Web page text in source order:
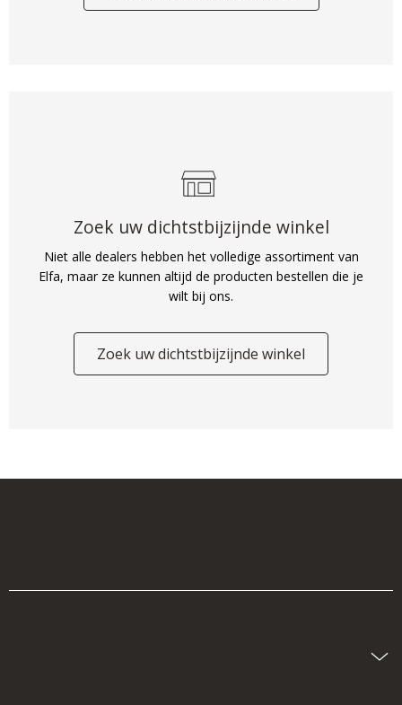
Zoek uw dichtstbijzijnde winkel
Niet alle dealers hebben het volledige assortiment van
Elfa, maar ze kunnen altijd de producten bestellen die je
wilt bij ons.
Zoek uw dichtstbijzijnde winkel